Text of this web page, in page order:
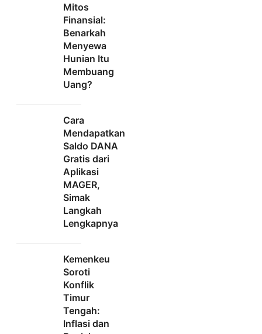
Mitos
Finansial:
Benarkah
Menyewa
Hunian Itu
Membuang
Uang?
Cara
Mendapatkan
Saldo DANA
Gratis dari
Aplikasi
MAGER,
Simak
Langkah
Lengkapnya
Kemenkeu
Soroti
Konflik
Timur
Tengah:
Inflasi dan